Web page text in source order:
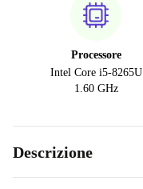
Processore
Intel Core i5-8265U
1.60 GHz
Descrizione